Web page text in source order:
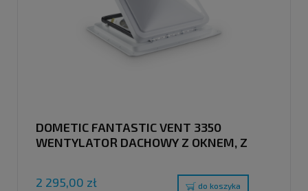
DOMETIC FANTASTIC VENT 3350
WENTYLATOR DACHOWY Z OKNEM, Z
2 295,00 zł
do koszyka